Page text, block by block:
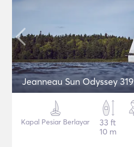
Jeanneau Sun Odyssey 319
Kapal Pesiar Berlayar
33 ft
10 m